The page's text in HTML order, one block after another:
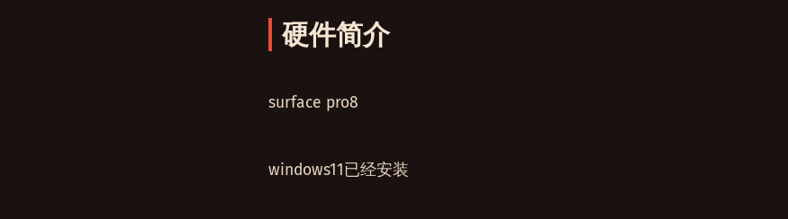
硬件简介
surface pro8
windows11已经安装